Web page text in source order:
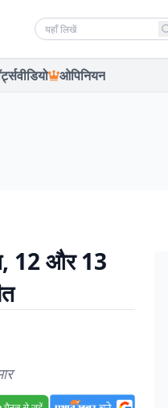
Search news
वीडियो ओपिनियन
12 और 13